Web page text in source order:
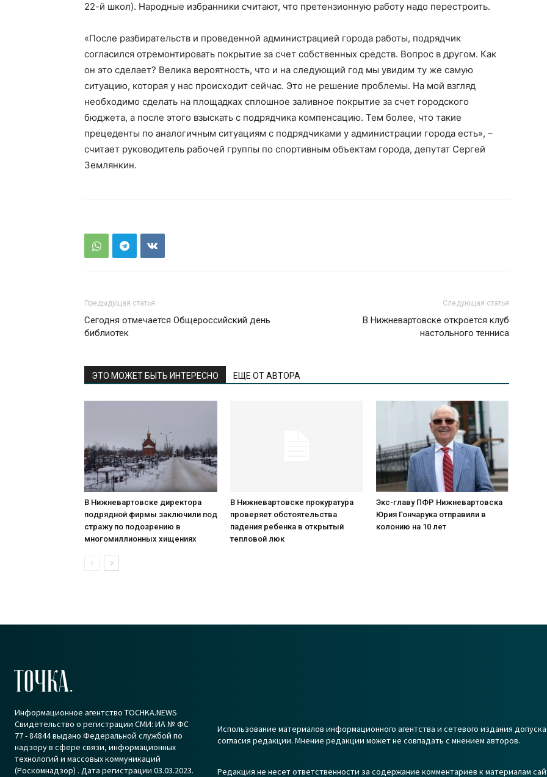
22-й школ). Народные избранники считают, что претензионную работу надо перестроить.
«После разбирательств и проведенной администрацией города работы, подрядчик
согласился отремонтировать покрытие за счет собственных средств. Вопрос в другом. Как
он это сделает? Велика вероятность, что и на следующий год мы увидим ту же самую
ситуацию, которая у нас происходит сейчас. Это не решение проблемы. На мой взгляд
необходимо сделать на площадках сплошное заливное покрытие за счет городского
бюджета, а после этого взыскать с подрядчика компенсацию. Тем более, что такие
прецеденты по аналогичным ситуациям с подрядчиками у администрации города есть», –
считает руководитель рабочей группы по спортивным объектам города, депутат Сергей
Землянкин.
Предыдущая статья
Сегодня отмечается Общероссийский день
библиотек
Следующая статья
В Нижневартовске откроется клуб
настольного тенниса
ЭТО МОЖЕТ БЫТЬ ИНТЕРЕСНО ЕЩЕ ОТ АВТОРА
В Нижневартовске директора
подрядной фирмы заключили под
стражу по подозрению в
многомиллионных хищениях
В Нижневартовске прокуратура
проверяет обстоятельства
падения ребенка в открытый
тепловой люк
Экс-главу ПФР Нижневартовска
Юрия Гончарука отправили в
колонию на 10 лет
ТОЧКА.
Информационное агентство TOCHKA.NEWS
Свидетельство о регистрации СМИ: ИА № ФС
77 - 84844 выдано Федеральной службой по
надзору в сфере связи, информационных
технологий и массовых коммуникаций
(Роскомнадзор) . Дата регистрации 03.03.2023.
Использование материалов информационного агентства и сетевого издания
согласия редакции. Мнение редакции может не совпадать с мнением авторов.
Редакция не несет ответственности за содержание комментариев к материалам